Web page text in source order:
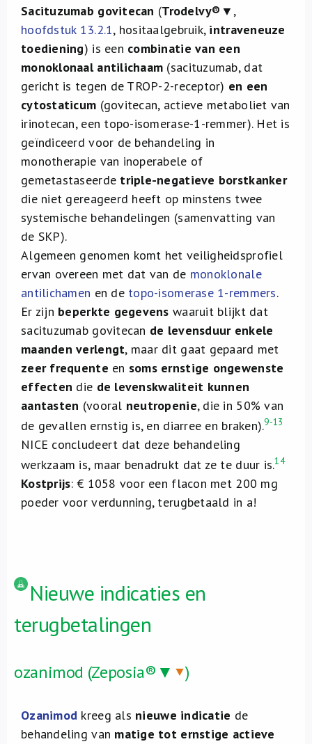
Sacituzumab govitecan (Trodelvy® ▼,
hoofdstuk 13.2.1, hositaalgebruik, intraveneuze
toediening) is een combinatie van een
monoklonaal antilichaam (sacituzumab, dat
gericht is tegen de TROP-2-receptor) en een
cytostaticum (govitecan, actieve metaboliet van
irinotecan, een topo-isomerase-1-remmer). Het is
geïndiceerd voor de behandeling in
monotherapie van inoperabele of
gemetastaseerde triple-negatieve borstkanker
die niet gereageerd heeft op minstens twee
systemische behandelingen (samenvatting van
de SKP).
Algemeen genomen komt het veiligheidsprofiel
ervan overeen met dat van de monoklonale
antilichamen en de topo-isomerase 1-remmers.
Er zijn beperkte gegevens waaruit blijkt dat
sacituzumab govitecan de levensduur enkele
maanden verlengt, maar dit gaat gepaard met
zeer frequente en soms ernstige ongewenste
effecten die de levenskwaliteit kunnen
aantasten (vooral neutropenie, die in 50% van
de gevallen ernstig is, en diarree en braken).9-13
NICE concludeert dat deze behandeling
werkzaam is, maar benadrukt dat ze te duur is.14
Kostprijs: € 1058 voor een flacon met 200 mg
poeder voor verdunning, terugbetaald in a!
Nieuwe indicaties en
terugbetalingen
ozanimod (Zeposia®▼ )
Ozanimod kreeg als nieuwe indicatie de
behandeling van matige tot ernstige actieve